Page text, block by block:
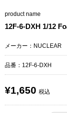
product name
12F-6-DXH 1/12
メーカー：NUCLEAR
品番：12F-6-DXH
¥1,650 税込